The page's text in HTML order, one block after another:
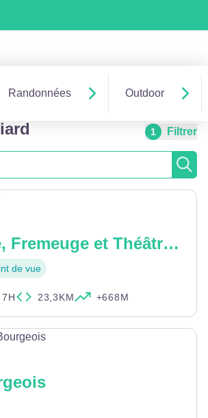
Randonnées Outdoor
1 Filtrer
de Montbéliard Tourisme
Belvédère, Fremeuge et Théâtre antique
de vue
7H 23,3KM +668M
- © Pays de Montbéliard Tourisme